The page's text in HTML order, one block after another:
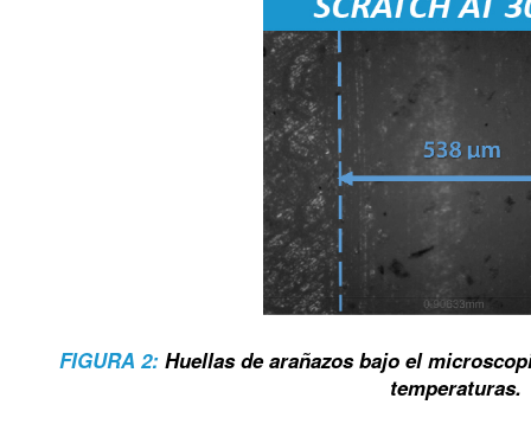
FIGURA 2: Huellas de arañazos bajo el
temperaturas.